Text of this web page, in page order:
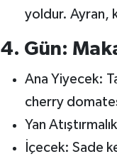
yoldur. Ayran,
4. Gün:
Ana Yiyecek:
cherry
Yan
İçecek: Sade